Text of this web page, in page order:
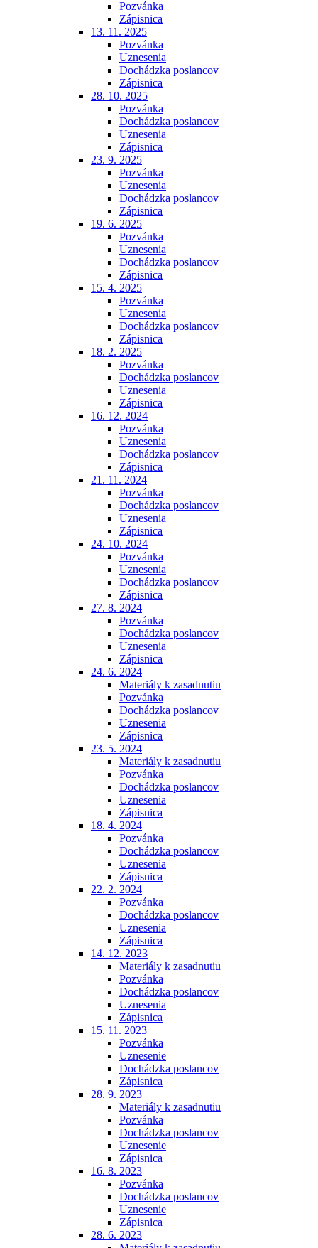
Pozvánka
Zápisnica
13. 11. 2025
Pozvánka
Uznesenia
Dochádzka poslancov
Zápisnica
28. 10. 2025
Pozvánka
Dochádzka poslancov
Uznesenia
Zápisnica
23. 9. 2025
Pozvánka
Uznesenia
Dochádzka poslancov
Zápisnica
19. 6. 2025
Pozvánka
Uznesenia
Dochádzka poslancov
Zápisnica
15. 4. 2025
Pozvánka
Uznesenia
Dochádzka poslancov
Zápisnica
18. 2. 2025
Pozvánka
Dochádzka poslancov
Uznesenia
Zápisnica
16. 12. 2024
Pozvánka
Uznesenia
Dochádzka poslancov
Zápisnica
21. 11. 2024
Pozvánka
Dochádzka poslancov
Uznesenia
Zápisnica
24. 10. 2024
Pozvánka
Uznesenia
Dochádzka poslancov
Zápisnica
27. 8. 2024
Pozvánka
Dochádzka poslancov
Uznesenia
Zápisnica
24. 6. 2024
Materiály k zasadnutiu
Pozvánka
Dochádzka poslancov
Uznesenia
Zápisnica
23. 5. 2024
Materiály k zasadnutiu
Pozvánka
Dochádzka poslancov
Uznesenia
Zápisnica
18. 4. 2024
Pozvánka
Dochádzka poslancov
Uznesenia
Zápisnica
22. 2. 2024
Pozvánka
Dochádzka poslancov
Uznesenia
Zápisnica
14. 12. 2023
Materiály k zasadnutiu
Pozvánka
Dochádzka poslancov
Uznesenia
Zápisnica
15. 11. 2023
Pozvánka
Uznesenie
Dochádzka poslancov
Zápisnica
28. 9. 2023
Materiály k zasadnutiu
Pozvánka
Dochádzka poslancov
Uznesenie
Zápisnica
16. 8. 2023
Pozvánka
Dochádzka poslancov
Uznesenie
Zápisnica
28. 6. 2023